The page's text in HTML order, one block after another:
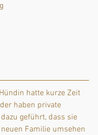
hatte kurze Zeit
haben private
geführt, dass sie
Familie umsehen